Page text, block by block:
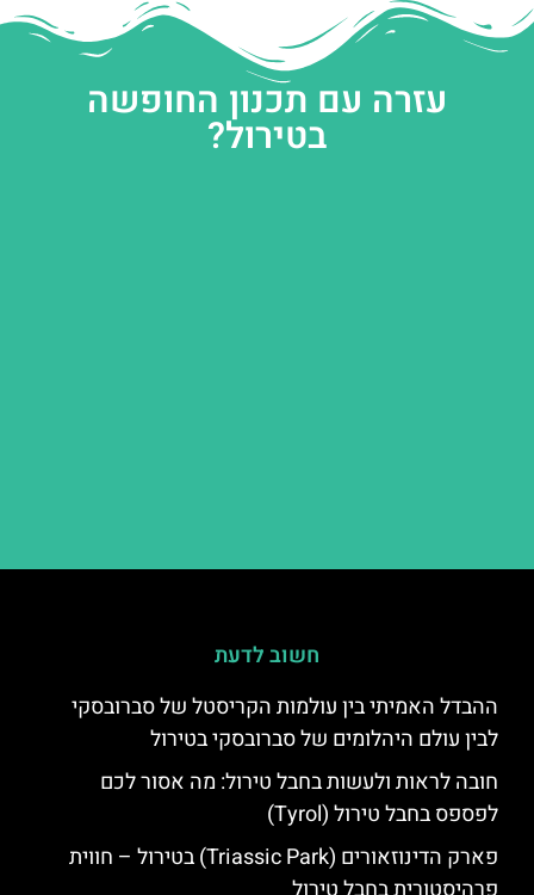
עזרה עם תכנון החופשה
בטירול?
חשוב לדעת
ההבדל האמיתי בין עולמות הקריסטל של סברובסקי
לבין עולם היהלומים של סברובסקי בטירול
חובה לראות ולעשות בחבל טירול: מה אסור לכם
לפספס בחבל טירול (Tyrol)
פארק הדינוזאורים (Triassic Park) בטירול – חווית